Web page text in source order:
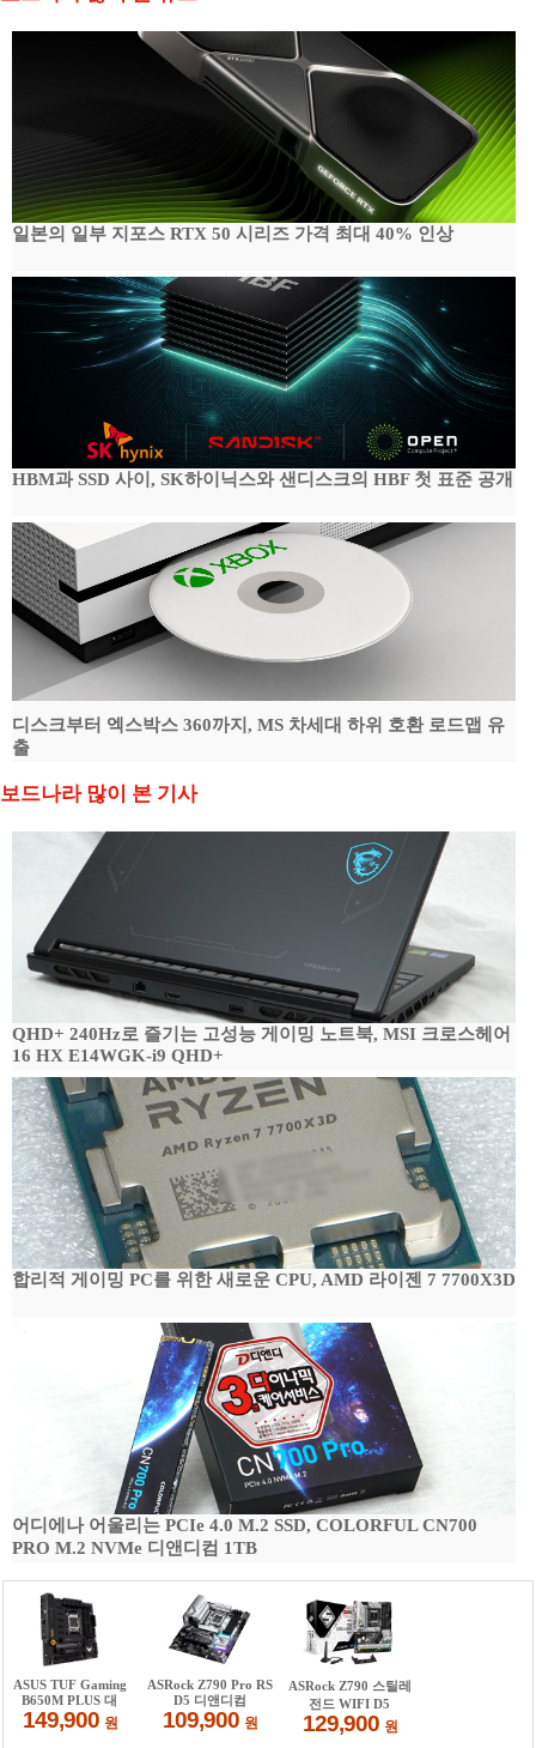
일본의 일부 지포스 RTX 50 시리즈 가격 최대 40% 인상
HBM과 SSD 사이, SK하이닉스와 샌디스크의 HBF 첫 표준 공개
디스크부터 엑스박스 360까지, MS 차세대 하위 호환 로드맵 유
출
보드나라 많이 본 기사
QHD+ 240Hz로 즐기는 고성능 게이밍 노트북, MSI 크로스헤어
16 HX E14WGK-i9 QHD+
합리적 게이밍 PC를 위한 새로운 CPU, AMD 라이젠 7 7700X3D
어디에나 어울리는 PCIe 4.0 M.2 SSD, COLORFUL CN700
PRO M.2 NVMe 디앤디컴 1TB